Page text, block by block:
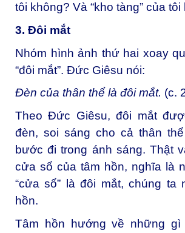
tôi không? Và “kho tàng” của tôi
3. Đôi mắt
Nhóm hình ảnh thứ hai xoay
“đôi mắt”. Đức Giêsu nói:
Đèn của thân thể là đôi mắt. (c.
Theo Đức Giêsu, đôi mắt
đèn, soi sáng cho cả thân
bước đi trong ánh sáng. Thật
cửa sổ của tâm hồn, nghĩa là
“cửa sổ” là đôi mắt, chúng ta
hồn.
Tâm hồn hướng về những gì